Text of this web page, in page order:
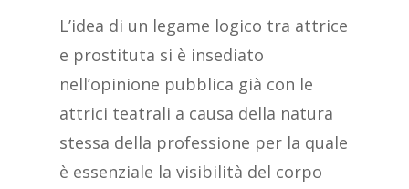
L’idea di un legame logico tra attrice
e prostituta si è insediato
nell’opinione pubblica già con le
attrici teatrali a causa della natura
stessa della professione per la quale
è essenziale la visibilità del corpo